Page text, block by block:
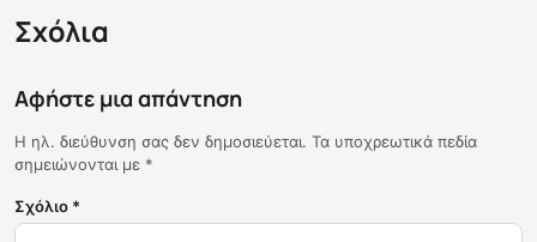
Σχόλια
Αφήστε μια απάντηση
Η ηλ. διεύθυνση σας δεν δημοσιεύεται. Τα υποχρεωτικά πεδία
σημειώνονται με *
Σχόλιο *